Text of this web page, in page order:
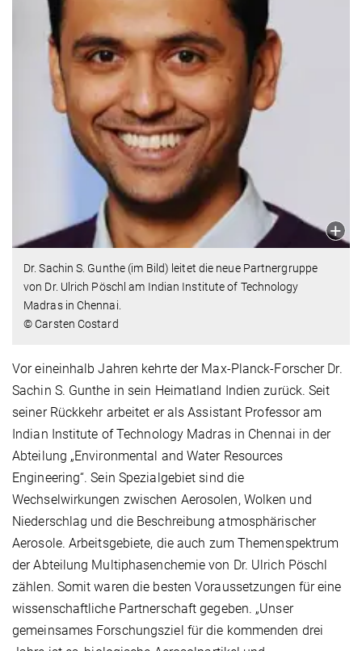
Dr. Sachin S. Gunthe (im Bild) leitet die neue Partnergruppe
von Dr. Ulrich Pöschl am Indian Institute of Technology
Madras in Chennai.
© Carsten Costard
Vor eineinhalb Jahren kehrte der Max-Planck-Forscher Dr.
Sachin S. Gunthe in sein Heimatland Indien zurück. Seit
seiner Rückkehr arbeitet er als Assistant Professor am
Indian Institute of Technology Madras in Chennai in der
Abteilung „Environmental and Water Resources
Engineering“. Sein Spezialgebiet sind die
Wechselwirkungen zwischen Aerosolen, Wolken und
Niederschlag und die Beschreibung atmosphärischer
Aerosole. Arbeitsgebiete, die auch zum Themenspektrum
der Abteilung Multiphasenchemie von Dr. Ulrich Pöschl
zählen. Somit waren die besten Voraussetzungen für eine
wissenschaftliche Partnerschaft gegeben. „Unser
gemeinsames Forschungsziel für die kommenden drei